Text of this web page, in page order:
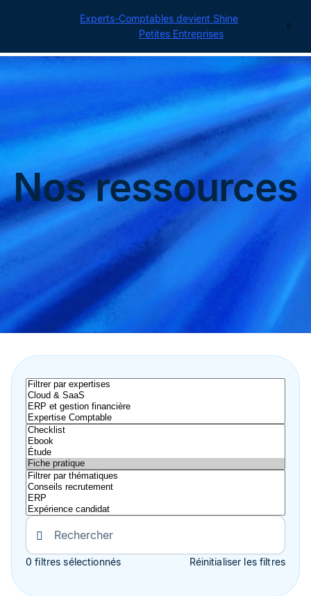
Experts-Comptables devient Shine
Petites Entreprises
Nos ressources
0 filtres sélectionnés Réinitialiser les filtres